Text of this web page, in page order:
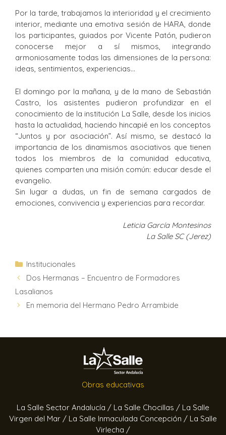
Por la tarde, trabajamos la interioridad y el crecimiento
interior, mediante una emotiva sesión de HARA, donde
los participantes, guiados por Vicente Patón, pudieron
conocerse mejor a sí mismos, integrando
armoniosamente todas las dimensiones de la persona:
ideas, sentimientos, experiencias…
El domingo por la mañana, y de la mano de Sebastián
Castro, los asistentes pudieron profundizar en el
conocimiento de la institución La Salle, desde los inicios
hasta la actualidad, haciendo hincapié en los conceptos
“Juntos y por asociación”. Así mismo, se destacó la
importancia de los dinamismos asociativos que tienen
todos los miembros de la comunidad educativa,
quienes comparten una misión común: educar desde el
evangelio.
Sin lugar a dudas, un fin de semana cargados de
emociones, convivencia y experiencias para recordar.
Leticia García Montesinos
La Salle SC (Jerez)
Institucionales
Dos Hermanas – Encuentro de Formadores
Lasalianos
En memoria del Hermano Pedro Arrambide
Obras educativas
La Salle Sector Andalucía / La Salle Chocillas / La Salle
Virgen del Mar / La Salle Inmaculada Concepción / La Salle
Virlecha /